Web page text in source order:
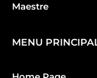
Maestre
MENU